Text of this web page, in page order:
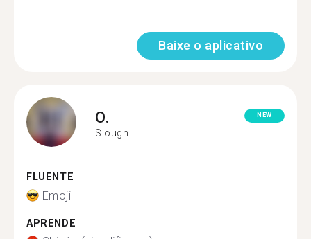
Baixe o aplicativo
O.
Slough
NEW
FLUENTE
Emoji
APRENDE